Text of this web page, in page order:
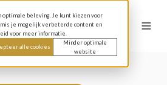
beleving. Je kunt kiezen voor
mis je mogelijk verbeterde content en
voor meer informatie.
alle cookies
Minder optimale
website